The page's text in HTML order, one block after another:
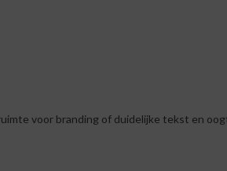
voor branding of duidelijke tekst en